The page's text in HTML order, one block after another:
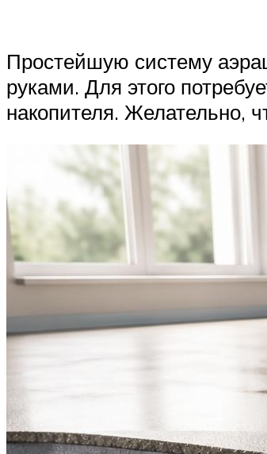
Простейшую систему
руками. Для этого
накопителя. Желательно,